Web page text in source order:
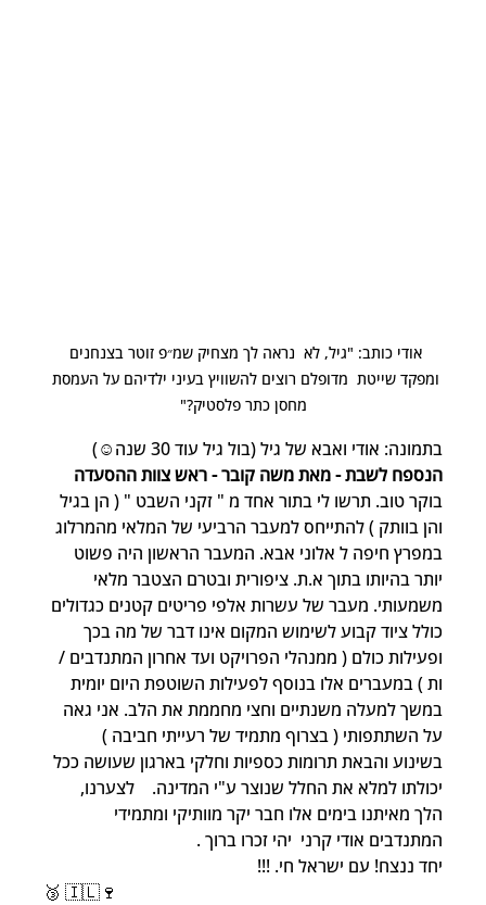
אודי כותב: "גיל, לא  נראה לך מצחיק שמ״פ זוטר בצנחנים
ומפקד שייטת  מדופלם רוצים להשוויץ בעיני ילדיהם על העמסת
מחסן כתר פלסטיק?"
בתמונה: אודי ואבא של גיל (בול גיל עוד 30 שנה☺️)
הנספח לשבת - מאת משה קובר - ראש צוות ההסעדה
בוקר טוב. תרשו לי בתור אחד מ " זקני השבט " ( הן בגיל
והן בוותק ) להתייחס למעבר הרביעי של המלאי מהמרלוג
במפרץ חיפה ל אלוני אבא. המעבר הראשון היה פשוט
יותר בהיותו בתוך א.ת. ציפורית ובטרם הצטבר מלאי
משמעותי. מעבר של עשרות אלפי פריטים קטנים כגדולים
כולל ציוד קבוע לשימוש המקום אינו דבר של מה בכך
ופעילות כולם ( ממנהלי הפרויקט ועד אחרון המתנדבים /
ות ) במעברים אלו בנוסף לפעילות השוטפת היום יומית
במשך למעלה משנתיים וחצי מחממת את הלב. אני גאה
על השתתפותי ( בצרוף מתמיד של רעייתי חביבה )
בשינוע והבאת תרומות כספיות וחלקי בארגון שעושה ככל
יכולתו למלא את החלל שנוצר ע"י המדינה.    לצערנו,
הלך מאיתנו בימים אלו חבר יקר מוותיקי ומתמידי
המתנדבים אודי קרני  יהי זכרו ברוך .
יחד ננצח! עם ישראל חי. !!!
🥉 🇮🇱🍷